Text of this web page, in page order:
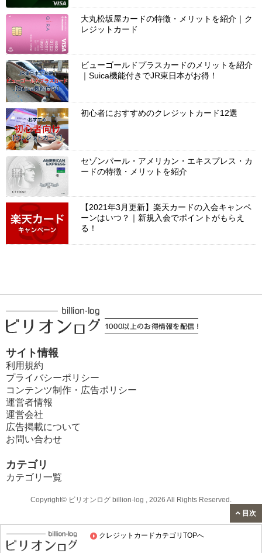
クレジットカードカテゴリTOPへ
大丸松坂屋カードの特徴・メリットを紹介｜ク
レジットカード
ビューゴールドプラスカードのメリットを紹介
｜Suica機能付きでJR東日本がお得！
初心者におすすめのクレジットカード12選
セゾンパール・アメリカン・エキスプレス・カ
ードの特徴・メリットを紹介
【2021年3月更新】楽天カードの入会キャンペ
ーンはいつ？｜新規入会でポイントがもらえ
る！
サイト情報
利用規約
プライバシーポリシー
コンテンツ制作・広告ポリシー
運営者情報
運営会社
広告掲載について
お問い合わせ
カテゴリ
カテゴリ一覧
Copyright© ビリオンログ billion-log , 2026 All Rights Reserved.
目次